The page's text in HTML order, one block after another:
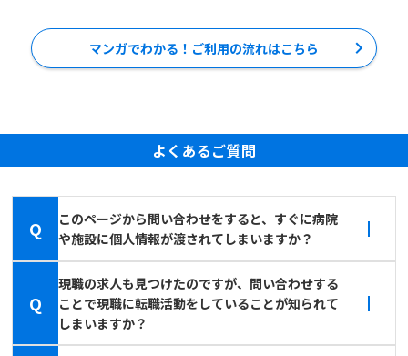
マンガでわかる！ご利用の流れはこちら
よくあるご質問
Q
このページから問い合わせをすると、すぐに病院
や施設に個人情報が渡されてしまいますか？
Q
現職の求人も見つけたのですが、問い合わせする
ことで現職に転職活動をしていることが知られて
しまいますか？